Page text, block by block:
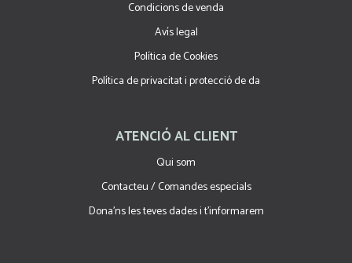
Condicions de venda
Avís legal
Política de Cookies
Política de privacitat i protecció de da
ATENCIÓ AL CLIENT
Qui som
Contacteu / Comandes especials
Dona'ns les teves dades i t'informarem